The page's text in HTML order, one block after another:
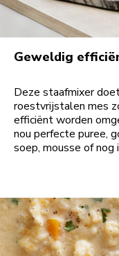
Geweldig
Deze staafmixer
roestvrijstalen mes
efficiënt worden
nou perfecte puree,
soep, mousse of nog